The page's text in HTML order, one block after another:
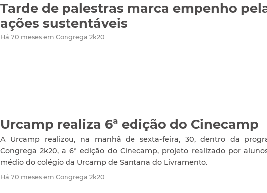
Tarde de palestras marca empenho
ações sustentáveis
Há 70 meses em Congrega 2k20
Urcamp realiza 6ª edição do Cinecamp
A Urcamp realizou, na manhã de sexta-feira, 30, dentro da
Congrega 2k20, a 6ª edição do Cinecamp, projeto realizado por
médio do colégio da Urcamp de Santana do Livramento.
Há 70 meses em Congrega 2k20